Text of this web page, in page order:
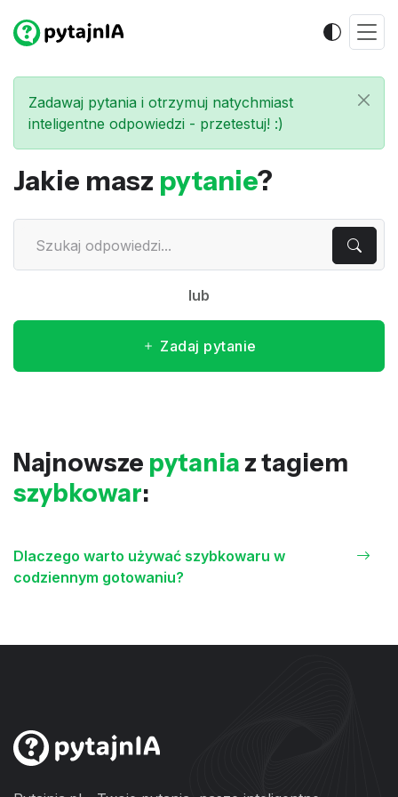
Zadawaj pytania i otrzymuj natychmiast
inteligentne odpowiedzi - przetestuj! :)
Jakie masz pytanie?
lub
Zadaj pytanie
Najnowsze pytania z tagiem
szybkowar:
Dlaczego warto używać szybkowaru w
codziennym gotowaniu?